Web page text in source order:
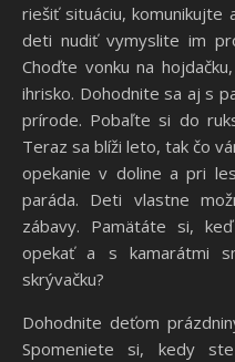
riešiť situáciu, komunikujte
deti nudiť vymyslite im
Choďte vonku na
ihrisko. Dohodnite sa aj s
prírode. Pobaľte si do
Teraz sa blíži leto, tak čo
opekanie v doline a pri
paráda. Deti vlastne
zábavy. Pamätáte si,
opekať a s kamarátmi
skrývačku?
Dohodnite deťom
Spomeniete si, kedy